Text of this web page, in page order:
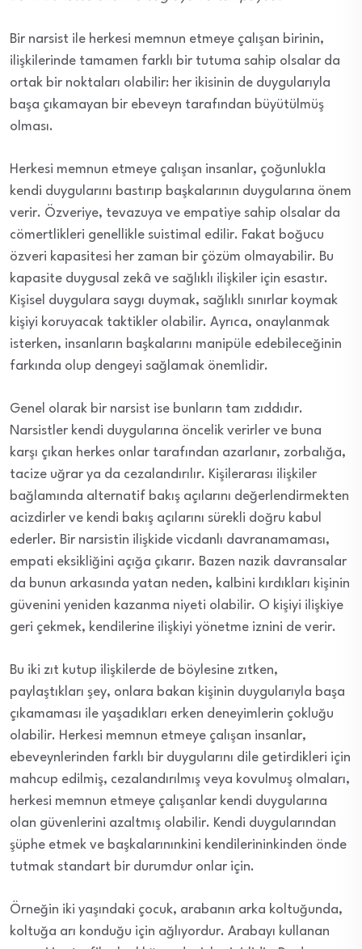
Bir narsist ile herkesi memnun etmeye çalışan birinin,
ilişkilerinde tamamen farklı bir tutuma sahip olsalar da
ortak bir noktaları olabilir: her ikisinin de duygularıyla
başa çıkamayan bir ebeveyn tarafından büyütülmüş
olması.
Herkesi memnun etmeye çalışan insanlar, çoğunlukla
kendi duygularını bastırıp başkalarının duygularına önem
verir. Özveriye, tevazuya ve empatiye sahip olsalar da
cömertlikleri genellikle suistimal edilir. Fakat boğucu
özveri kapasitesi her zaman bir çözüm olmayabilir. Bu
kapasite duygusal zekâ ve sağlıklı ilişkiler için esastır.
Kişisel duygulara saygı duymak, sağlıklı sınırlar koymak
kişiyi koruyacak taktikler olabilir. Ayrıca, onaylanmak
isterken, insanların başkalarını manipüle edebileceğinin
farkında olup dengeyi sağlamak önemlidir.
Genel olarak bir narsist ise bunların tam zıddıdır.
Narsistler kendi duygularına öncelik verirler ve buna
karşı çıkan herkes onlar tarafından azarlanır, zorbalığa,
tacize uğrar ya da cezalandırılır. Kişilerarası ilişkiler
bağlamında alternatif bakış açılarını değerlendirmekten
acizdirler ve kendi bakış açılarını sürekli doğru kabul
ederler. Bir narsistin ilişkide vicdanlı davranamaması,
empati eksikliğini açığa çıkarır. Bazen nazik davransalar
da bunun arkasında yatan neden, kalbini kırdıkları kişinin
güvenini yeniden kazanma niyeti olabilir. O kişiyi ilişkiye
geri çekmek, kendilerine ilişkiyi yönetme iznini de verir.
Bu iki zıt kutup ilişkilerde de böylesine zıtken,
paylaştıkları şey, onlara bakan kişinin duygularıyla başa
çıkamaması ile yaşadıkları erken deneyimlerin çokluğu
olabilir. Herkesi memnun etmeye çalışan insanlar,
ebeveynlerinden farklı bir duygularını dile getirdikleri için
mahcup edilmiş, cezalandırılmış veya kovulmuş olmaları,
herkesi memnun etmeye çalışanlar kendi duygularına
olan güvenlerini azaltmış olabilir. Kendi duygularından
şüphe etmek ve başkalarınınkini kendilerininkinden önde
tutmak standart bir durumdur onlar için.
Örneğin iki yaşındaki çocuk, arabanın arka koltuğunda,
koltuğa arı konduğu için ağlıyordur. Arabayı kullanan